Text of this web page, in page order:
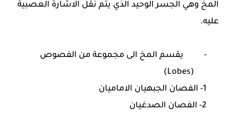
المخ وهي الجسر الوحيد الذي يتم نقل الاشارة العصبية
عليه.
-
يقسم المخ الى مجموعة من الفصوص
(
Lobes)
1-
الفصان الجبهيان الاماميان
2- الفصان الصدغيان